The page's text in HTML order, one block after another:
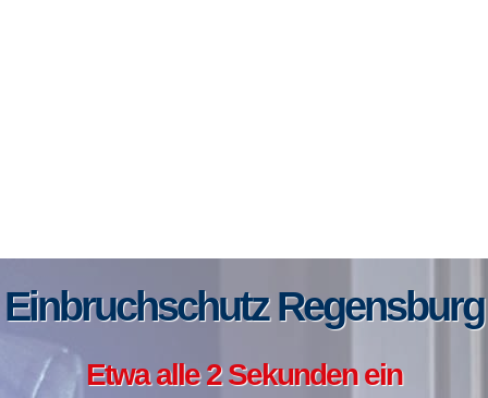
Einbruchschutz Regensburg
Etwa alle 2 Sekunden ein